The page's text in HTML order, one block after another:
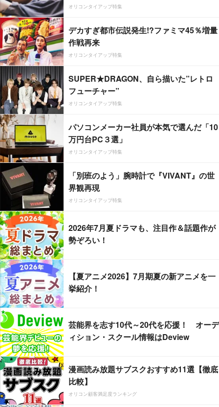
オリコンタイアップ特集
デカすぎ都市伝説発生!?ファミマ45％増量
作戦再来
オリコンタイアップ特集
SUPER★DRAGON、自ら描いた”レトロ
フューチャー”
オリコンタイアップ特集
パソコンメーカー社員が本気で選んだ「10
万円台PC３選」
オリコンタイアップ特集
「別班のよう」腕時計で『VIVANT』の世
界観再現
オリコンタイアップ特集
2026年7月夏ドラマも、注目作＆話題作が
勢ぞろい！
【夏アニメ2026】7月期夏の新アニメを一
挙紹介！
芸能界を志す10代～20代を応援！ オーデ
ィション・スクール情報はDeview
漫画読み放題サブスクおすすめ11選【徹底
比較】
オリコン顧客満足度ランキング